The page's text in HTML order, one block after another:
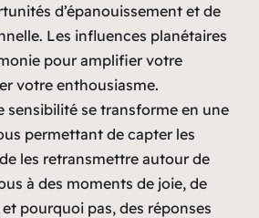
d’épanouissement et de
Les influences planétaires
pour amplifier votre
votre enthousiasme.
sensibilité se transforme en une
permettant de capter les
les retransmettre autour de
à des moments de joie, de
pourquoi pas, des réponses